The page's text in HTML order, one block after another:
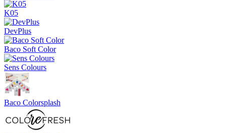
K05
DevPlus
Baco Soft Color
Sens Colours
Baco Colorsplash